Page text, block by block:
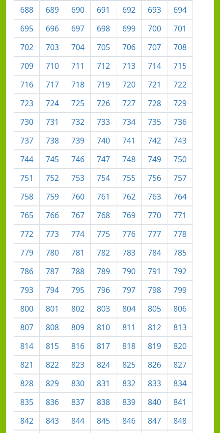
688
689 690 691 692 693
694
695
696 697 698 699 700
701
702
703 704 705 706 707
708
709
710 711 712 713 714
715
716
717 718 719 720 721
722
723
724 725 726 727 728
729
730
731 732 733 734 735
736
737
738 739 740 741 742
743
744
745 746 747 748 749
750
751
752 753 754 755 756
757
758
759 760 761 762 763
764
765
766 767 768 769 770
771
772
773 774 775 776 777
778
779
780 781 782 783 784
785
786
787 788 789 790 791
792
793
794 795 796 797 798
799
800
801 802 803 804 805
806
807
808 809 810 811 812
813
814
815 816 817 818 819
820
821
822 823 824 825 826
827
828
829 830 831 832 833
834
835
836 837 838 839 840
841
842
843 844 845 846 847
848